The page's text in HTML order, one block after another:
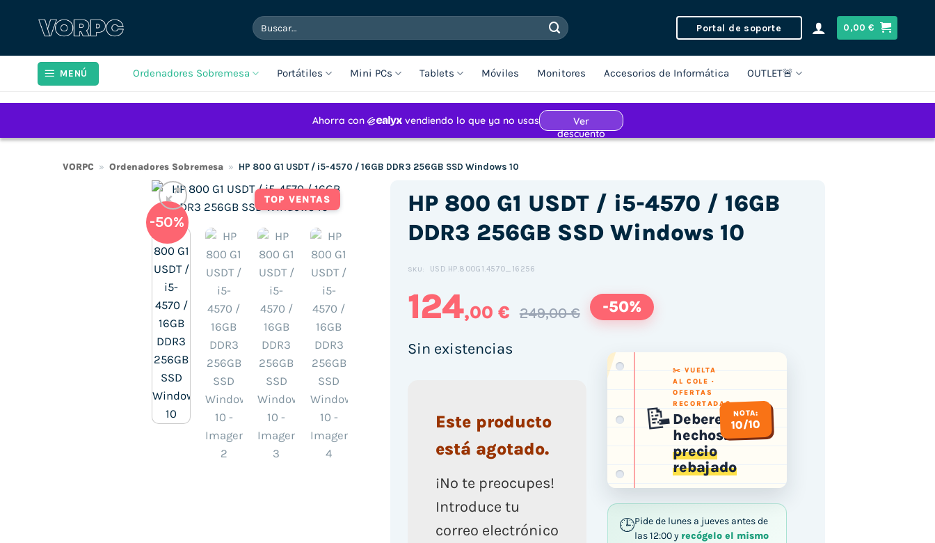
Buscar
por:
Portal de soporte 0,00€
MENÚ Ordenadores Sobremesa Portátiles Mini PCs Tablets Móviles Monitores Accesorios de Informática OUTLET🚨
VORPC » Ordenadores Sobremesa » HP 800 G1 USDT / i5-4570 / 16GB DDR3 256GB SSD Windows 10
TOP VENTAS
-50%
HP 800 G1 USDT / i5-4570 / 16GB
DDR3 256GB SSD Windows 10
SKU: USD.HP.800G1.4570_16256
124,00 € 249,00 € -50%
Sin existencias
Este producto
está agotado.
¡No te preocupes!
Introduce tu
correo electrónico
📝
✂️ VUELTA
AL COLE ·
OFERTAS
RECORTADAS
Deberes
hechos:
precio
rebajado
NOTA:
10/10
Pide de lunes a jueves antes de
las 12:00 y recógelo el mismo